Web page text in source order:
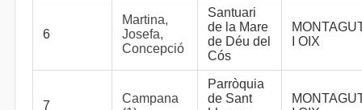
6
Martina,
Josefa,
Concepció
Santuari
de la Mare
de Déu del
Cós
I OIX
7
Campana
Parròquia
de Sant